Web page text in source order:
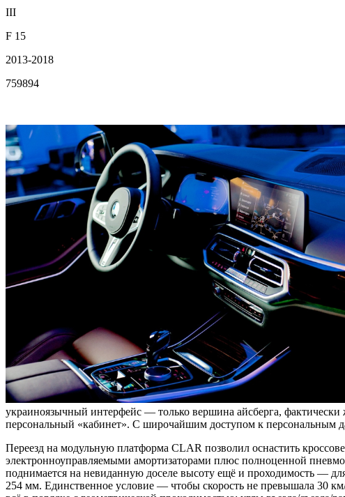
III
F 15
2013-2018
759894
украиноязычный интерфейс — только вершина айсберга, фактически
персональный «кабинет». С широчайшим доступом к персональным
Переезд на модульную платформа CLAR позволил оснастить
электронноуправляемыми амортизаторами плюс полноценной
поднимается на невиданную доселе высоту ещё и проходимость —
254 мм. Единственное условие — чтобы скорость не превышала 30